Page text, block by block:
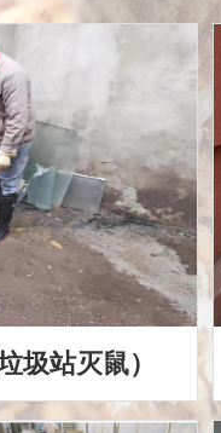
圾站灭鼠）